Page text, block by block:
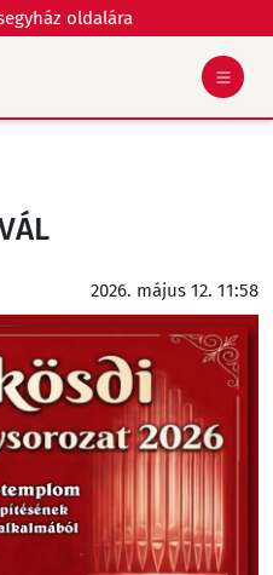
oldalára
2026. május 12. 11:58